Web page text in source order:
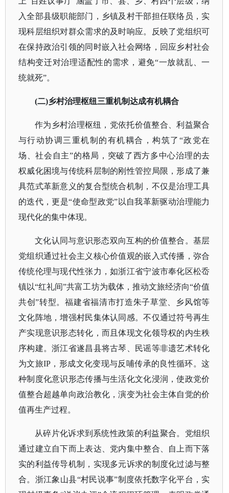
入全部县级职能部门，乡镇及村干部担任联络员，实
现科层组织对群众需求的及时响应。反映了党组织可
在保持政治引领的同时嵌入社会网络，回应乡村社会
结构变迁对治理适配性的需求，避免“一放就乱、一
统就死”。
(二)乡村治理枢纽三重机制达成有机耦合
作为乡村治理枢纽，党依托价值整合、利益聚合
与行动协调三重机制的有机耦合，构筑了 “政党在
场、社会自主”的格局，突破了西方多中心治理的去
权威化困境与传统科层制的刚性管控局限，形成了兼
具范式革新意义的复合型统合机制，不仅是治理工具
的迭代，更是“使命型政党”以自我革新驱动治理能力
现代化的集中体现。
文化认同与意识形态双向互构的价值整合。基层
党组织通过社会主义核心价值观的嵌入式传播，弥合
传统伦理与现代性张力，如浙江省宁波市奉化区松岙
镇以“红礼间”共富工坊为载体，推动文旅经济向“价值
共创”转型。福建省福清市打造朱子草堂、乡风馆等
文化阵地，增强村民集体认同感。不仅通过符号再生
产实现意识形态转化，而且体现文化领导权的内生秩
序构建。浙江省遂昌县将古琴、民谣等非遗艺术转化
为文旅IP，形成文化变现与反哺传承的良性循环。这
种制度化意识形态传播与生活化文化浸润，使政党价
值整合超越单向政治教化，演变为社会主体自觉的价
值再生产过程。
从碎片化诉求到系统性政策的利益聚合。党组织
通过建立自下而上表达、党内集中整合、自上而下落
实的利益传导机制，实现多元诉求的制度化过滤与整
合。浙江象山县“村民说事”制度依托数字化平台，实